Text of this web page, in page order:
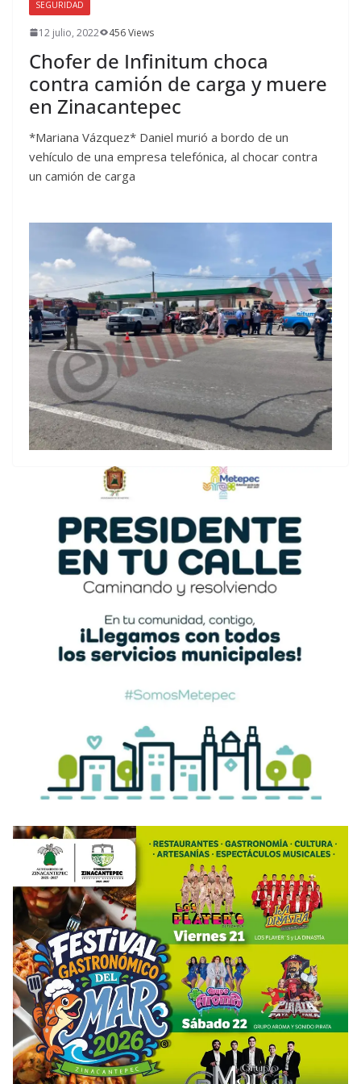
SEGURIDAD
12 julio, 2022 456 Views
Chofer de Infinitum choca
contra camión de carga y muere
en Zinacantepec
*Mariana Vázquez* Daniel murió a bordo de un
vehículo de una empresa telefónica, al chocar contra
un camión de carga